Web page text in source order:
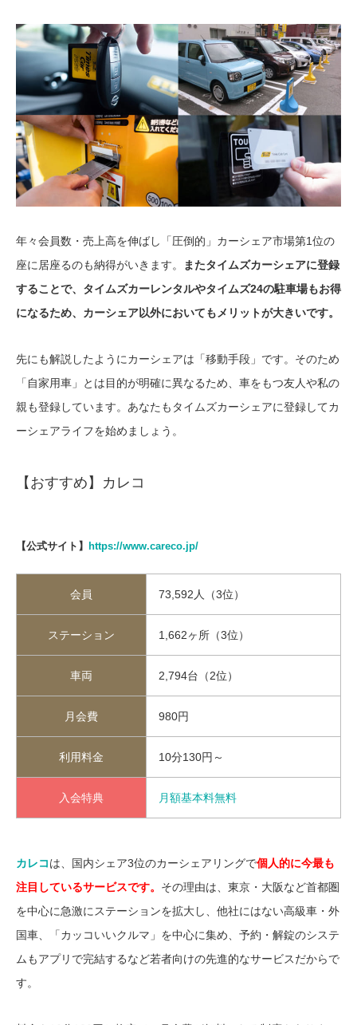
年々会員数・売上高を伸ばし「圧倒的」カーシェア市場第1位の
座に居座るのも納得がいきます。
またタイムズカーシェアに登録
することで、タイムズカーレンタルやタイムズ24の駐車場もお得
になるため、カーシェア以外においてもメリットが大きいです。
先にも解説したようにカーシェアは「移動手段」です。そのため
「自家用車」とは目的が明確に異なるため、車をもつ友人や私の
親も登録しています。あなたもタイムズカーシェアに登録してカ
ーシェアライフを始めましょう。
【おすすめ】カレコ
【公式サイト】 https://www.careco.jp/
会員 73,592人（3位）
ステーション 1,662ヶ所（3位）
車両 2,794台（2位）
月会費 980円
利用料金 10分130円～
入会特典 月額基本料無料
カレコは、国内シェア3位のカーシェアリングで個人的に今最も
注目しているサービスです。 その理由は、東京・大阪など首都圏
を中心に急激にステーションを拡大し、他社にはない高級車・外
国車、「カッコいいクルマ」を中心に集め、予約・解錠のシステ
ムもアプリで完結するなど若者向けの先進的なサービスだからで
す。